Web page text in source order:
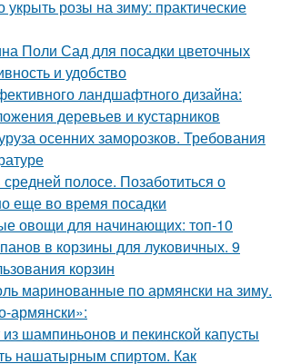
укрыть розы на зиму: практические
Поли Сад для посадки цветочных
и удобство
ландшафтного дизайна:
деревьев и кустарников
осенних заморозков. Требования
полосе. Позаботиться о
еще во время посадки
овощи для начинающих: топ-10
в корзины для луковичных. 9
корзин
маринованные по армянски на зиму.
армянски»:
шампиньонов и пекинской капусты
нашатырным спиртом. Как